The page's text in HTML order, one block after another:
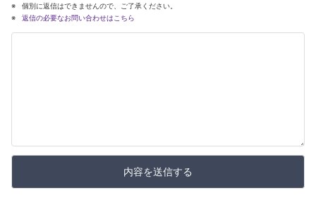
個別に返信はできませんので、ご了承ください。
返信の必要なお問い合わせはこちら
内容を送信する